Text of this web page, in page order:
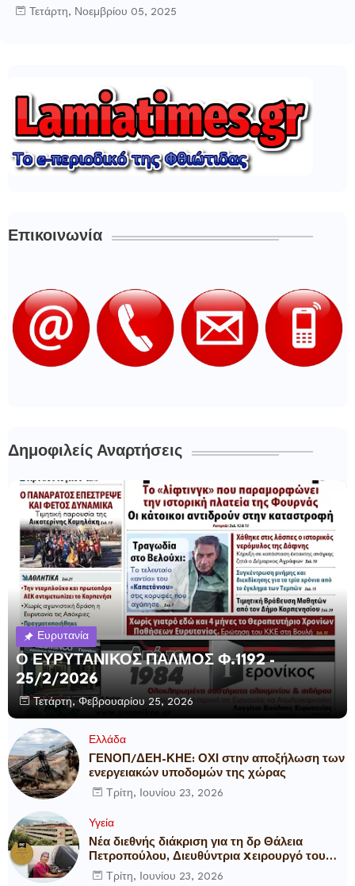
Τετάρτη, Νοεμβρίου 05, 2025
Επικοινωνία
Δημοφιλείς Αναρτήσεις
Ευρυτανία
Ο ΕΥΡΥΤΑΝΙΚΟΣ ΠΑΛΜΟΣ Φ.1192 -
25/2/2026
Τετάρτη, Φεβρουαρίου 25, 2026
Ελλάδα
ΓΕΝΟΠ/ΔΕΗ-ΚΗΕ: ΟΧΙ στην αποξήλωση των
ενεργειακών υποδομών της χώρας
Τρίτη, Ιουνίου 23, 2026
Υγεία
Νέα διεθνής διάκριση για τη δρ Θάλεια
Πετροπούλου, Διευθύντρια Xειρουργό του
Metropolitan General
Τρίτη, Ιουνίου 23, 2026